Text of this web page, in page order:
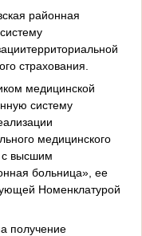
районная
страхования.
медицинской
систему
медицинского
с высшим
больница», ее
Номенклатурой
получение